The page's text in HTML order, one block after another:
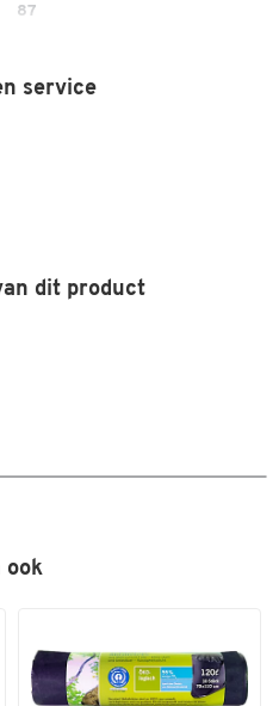
87
kunststof
service
dit product
ook